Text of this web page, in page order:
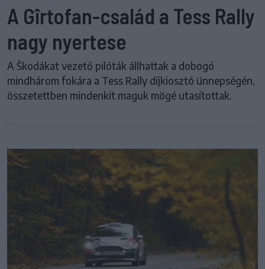
A Gîrtofan-család a Tess Rally
nagy nyertese
A Škodákat vezető pilóták állhattak a dobogó
mindhárom fokára a Tess Rally díjkiosztó ünnepségén,
összetettben mindenkit maguk mögé utasítottak.